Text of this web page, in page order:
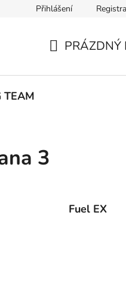
Přihlášení
PRÁZDNÝ
TEAM
3
Fuel EX